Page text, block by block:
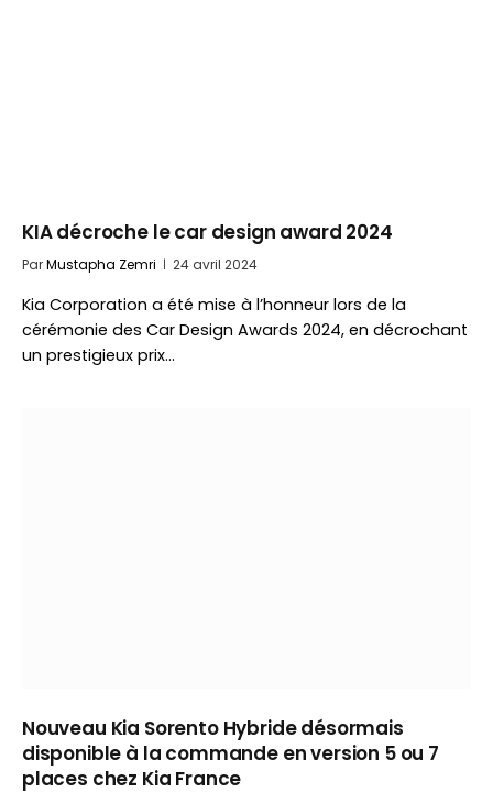
KIA décroche le car design award 2024
ParMustapha Zemri 24 avril 2024
Kia Corporation a été mise à l’honneur lors de la
cérémonie des Car Design Awards 2024, en décrochant
un prestigieux prix…
Nouveau Kia Sorento Hybride désormais
disponible à la commande en version 5 ou 7
places chez Kia France